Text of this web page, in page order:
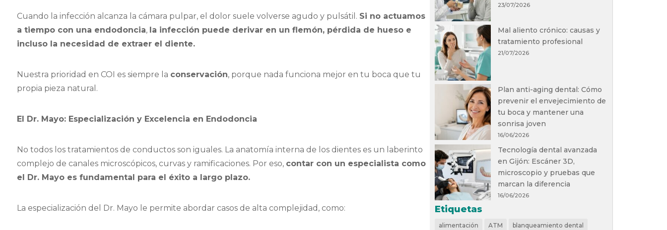
Cuando la infección alcanza la cámara pulpar, el dolor suele volverse agudo y pulsátil. Si no actuamos
a tiempo con una endodoncia, la infección puede derivar en un flemón, pérdida de hueso e
incluso la necesidad de extraer el diente.
Nuestra prioridad en COI es siempre la conservación, porque nada funciona mejor en tu boca que tu
propia pieza natural.
El Dr. Mayo: Especialización y Excelencia en Endodoncia
No todos los tratamientos de conductos son iguales. La anatomía interna de los dientes es un laberinto
complejo de canales microscópicos, curvas y ramificaciones. Por eso, contar con un especialista como
el Dr. Mayo es fundamental para el éxito a largo plazo.
La especialización del Dr. Mayo le permite abordar casos de alta complejidad, como:
23/07/2026
Mal aliento crónico: causas y
tratamiento profesional
21/07/2026
Plan anti-aging dental: Cómo
prevenir el envejecimiento de
tu boca y mantener una
sonrisa joven
16/06/2026
Tecnología dental avanzada
en Gijón: Escáner 3D,
microscopio y pruebas que
marcan la diferencia
16/06/2026
Etiquetas
alimentación ATM blanqueamiento dental